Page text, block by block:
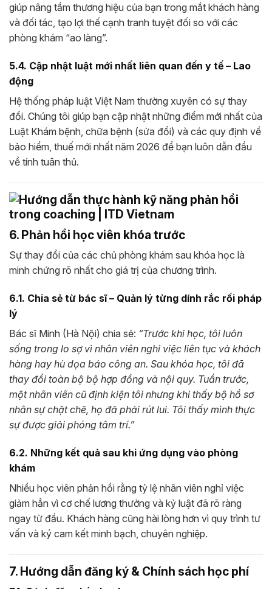
giúp nâng tầm thương hiệu của bạn trong mắt khách hàng
và đối tác, tạo lợi thế cạnh tranh tuyệt đối so với các
phòng khám “ao làng”.
5.4. Cập nhật luật mới nhất liên quan đến y tế – Lao
động
Hệ thống pháp luật Việt Nam thường xuyên có sự thay
đổi. Chúng tôi giúp bạn cập nhật những điểm mới nhất của
Luật Khám bệnh, chữa bệnh (sửa đổi) và các quy định về
bảo hiểm, thuế mới nhất năm 2026 để bạn luôn dẫn đầu
về tính tuân thủ.
6. Phản hồi học viên khóa trước
Sự thay đổi của các chủ phòng khám sau khóa học là
minh chứng rõ nhất cho giá trị của chương trình.
6.1. Chia sẻ từ bác sĩ – Quản lý từng dính rắc rối pháp
lý
Bác sĩ Minh (Hà Nội) chia sẻ: “Trước khi học, tôi luôn
sống trong lo sợ vì nhân viên nghỉ việc liên tục và khách
hàng hay hù dọa báo công an. Sau khóa học, tôi đã
thay đổi toàn bộ bộ hợp đồng và nội quy. Tuần trước,
một nhân viên cũ định kiện tôi nhưng khi thấy bộ hồ sơ
nhân sự chặt chẽ, họ đã phải rút lui. Tôi thấy mình thực
sự được giải phóng tâm trí.”
6.2. Những kết quả sau khi ứng dụng vào phòng
khám
Nhiều học viên phản hồi rằng tỷ lệ nhân viên nghỉ việc
giảm hẳn vì cơ chế lương thưởng và kỷ luật đã rõ ràng
ngay từ đầu. Khách hàng cũng hài lòng hơn vì quy trình tư
vấn và ký cam kết minh bạch, chuyên nghiệp.
7. Hướng dẫn đăng ký & Chính sách học phí